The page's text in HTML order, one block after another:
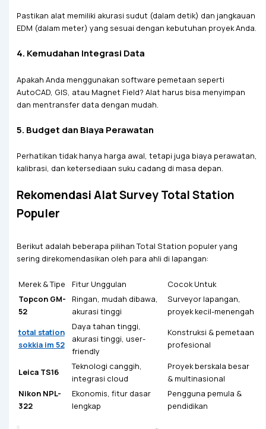
Pastikan alat memiliki akurasi sudut (dalam detik) dan jangkauan
EDM (dalam meter) yang sesuai dengan kebutuhan proyek Anda.
4. Kemudahan Integrasi Data
Apakah Anda menggunakan software pemetaan seperti
AutoCAD, GIS, atau Magnet Field? Alat harus bisa menyimpan
dan mentransfer data dengan mudah.
5. Budget dan Biaya Perawatan
Perhatikan tidak hanya harga awal, tetapi juga biaya perawatan,
kalibrasi, dan ketersediaan suku cadang di masa depan.
Rekomendasi Alat Survey Total Station
Populer
Berikut adalah beberapa pilihan Total Station populer yang
sering direkomendasikan oleh para ahli di lapangan:
Merek & Tipe Fitur Unggulan
Cocok Untuk
Topcon GM-
52
Ringan, mudah dibawa,
akurasi tinggi
Surveyor lapangan,
proyek kecil-menengah
total station
sokkia im 52
Daya tahan tinggi,
akurasi tinggi, user-
friendly
Konstruksi & pemetaan
profesional
Leica TS16
Teknologi canggih,
integrasi cloud
Proyek berskala besar
& multinasional
Nikon NPL-
322
Ekonomis, fitur dasar
lengkap
Pengguna pemula &
pendidikan